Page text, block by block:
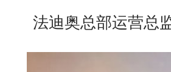
法迪奥总部运营总监